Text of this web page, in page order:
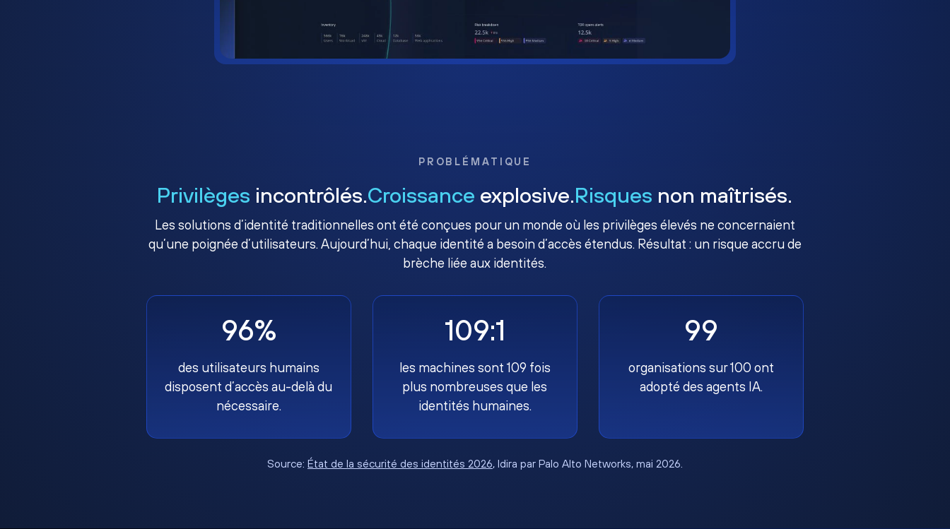
PROBLÉMATIQUE
Privilèges incontrôlés.Croissance explosive.Risques non maîtrisés.
Les solutions d’identité traditionnelles ont été conçues pour un monde où les privilèges élevés ne concernaient
qu’une poignée d’utilisateurs. Aujourd’hui, chaque identité a besoin d’accès étendus. Résultat : un risque accru de
brèche liée aux identités.
96%
des utilisateurs humains
disposent d’accès au-delà du
nécessaire.
109:1
les machines sont 109 fois
plus nombreuses que les
identités humaines.
99
organisations sur 100 ont
adopté des agents IA.
Source: État de la sécurité des identités 2026, Idira par Palo Alto Networks, mai 2026.